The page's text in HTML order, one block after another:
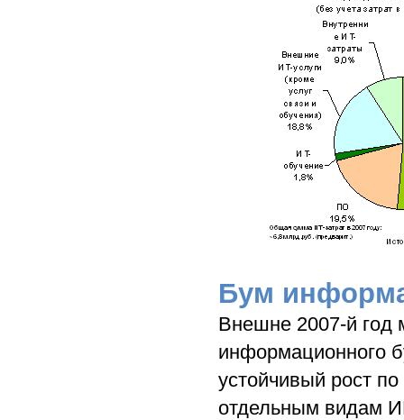
Бум
Внешне 2007-й год
информационного
устойчивый рост
отдельным видам